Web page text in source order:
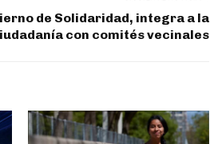
de Solidaridad, integra a la
con comités vecinales